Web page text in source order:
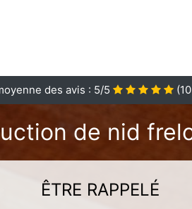
des avis : 5/5 (
de nid
ÊTRE RAPPELÉ